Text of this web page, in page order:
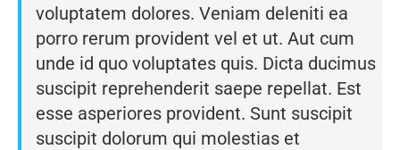
voluptatem dolores. Veniam deleniti ea
porro rerum provident vel et ut. Aut cum
unde id quo voluptates quis. Dicta ducimus
suscipit reprehenderit saepe repellat. Est
esse asperiores provident. Sunt suscipit
suscipit dolorum qui molestias et